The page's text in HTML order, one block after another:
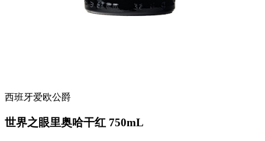
西班牙爱欧公爵
世界之眼里奥哈干红 750mL